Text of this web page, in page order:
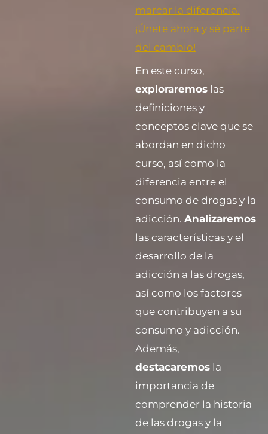
marcar la diferencia.
¡Únete ahora y sé parte
del cambio!
En este curso,
exploraremos las
definiciones y
conceptos clave que se
abordan en dicho
curso, así como la
diferencia entre el
consumo de drogas y la
adicción. Analizaremos
las características y el
desarrollo de la
adicción a las drogas,
así como los factores
que contribuyen a su
consumo y adicción.
Además,
destacaremos la
importancia de
comprender la historia
de las drogas y la